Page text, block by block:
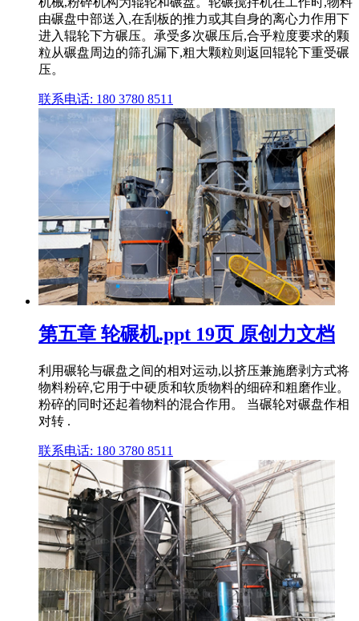
由碾盘中部送入,在刮板的推力或其自身的离心力作用下
进入辊轮下方碾压。承受多次碾压后,合乎粒度要求的颗
粒从碾盘周边的筛孔漏下,粗大颗粒则返回辊轮下重受碾
压。
联系电话: 180 3780 8511
第五章 轮碾机.ppt 19页 原创力文档
利用碾轮与碾盘之间的相对运动,以挤压兼施磨剥方式将
物料粉碎,它用于中硬质和软质物料的细碎和粗磨作业。
粉碎的同时还起着物料的混合作用。 当碾轮对碾盘作相
对转 .
联系电话: 180 3780 8511